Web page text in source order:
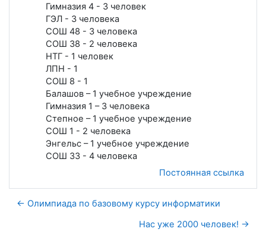
Гимназия 4 - 3 человек
ГЭЛ - 3 человека
СОШ 48 - 3 человека
СОШ 38 - 2 человека
НТГ - 1 человек
ЛПН - 1
СОШ 8 - 1
Балашов – 1 учебное учреждение
Гимназия 1 – 3 человека
Степное – 1 учебное учреждение
СОШ 1 - 2 человека
Энгельс – 1 учебное учреждение
СОШ 33 - 4 человека
Постоянная ссылка
← Олимпиада по базовому курсу информатики
Нас уже 2000 человек! →